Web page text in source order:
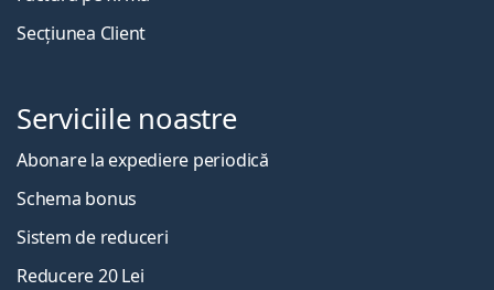
Secțiunea Client
Serviciile noastre
Abonare la expediere periodică
Schema bonus
Sistem de reduceri
Reducere 20 Lei